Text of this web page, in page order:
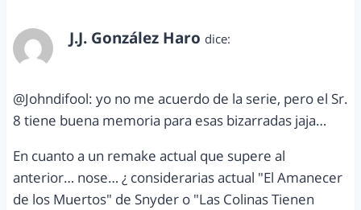
J.J. González Haro dice:
@Johndifool: yo no me acuerdo de la serie, pero el Sr.
8 tiene buena memoria para esas bizarradas jaja…
En cuanto a un remake actual que supere al
anterior… nose… ¿ considerarias actual "El Amanecer
de los Muertos" de Snyder o "Las Colinas Tienen